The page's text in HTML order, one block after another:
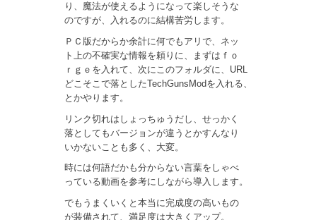
り、魔法が使えるようになって楽しそうな
のですが、入れるのに結構苦労します。
ＰＣ版だからか余計に何でもアリで、ネッ
ト上の不確実な情報を頼りに、まずはｆｏ
ｒｇｅを入れて、次にこのフォルダに、URL
どこそこで落としたTechGunsModを入れる、
とかやります。
リンク切れはしょっちゅうだし、せっかく
落としてもバージョンが違うとかすんなり
いかないことも多く、大変。
時には何語だかも分からない言葉をしゃべ
っている動画を参考にしながら導入します。
でもうまくいくと本当に完成度の高いもの
が装備されて、満足度は大きくアップ。